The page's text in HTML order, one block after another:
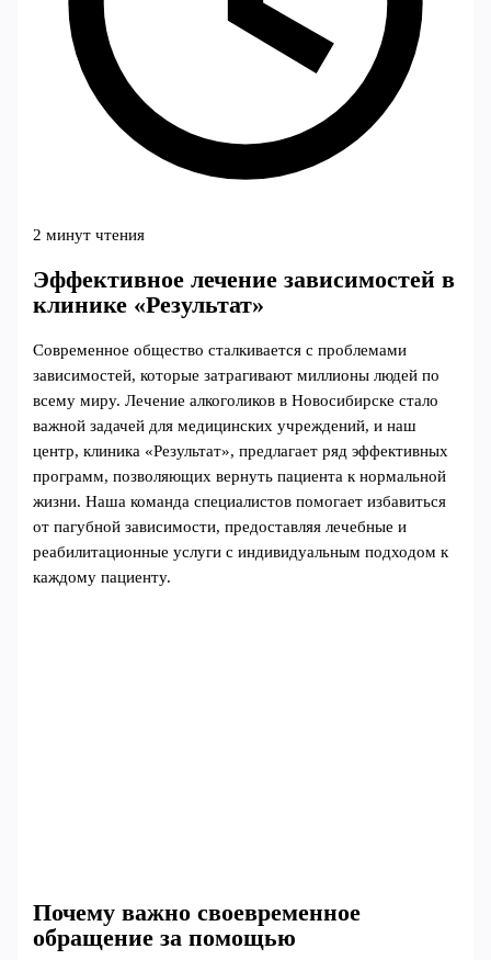
2 минут чтения
Эффективное лечение зависимостей в
клинике «Результат»
Современное общество сталкивается с проблемами
зависимостей, которые затрагивают миллионы людей по
всему миру. Лечение алкоголиков в Новосибирске стало
важной задачей для медицинских учреждений, и наш
центр, клиника «Результат», предлагает ряд эффективных
программ, позволяющих вернуть пациента к нормальной
жизни. Наша команда специалистов помогает избавиться
от пагубной зависимости, предоставляя лечебные и
реабилитационные услуги с индивидуальным подходом к
каждому пациенту.
Почему важно своевременное
обращение за помощью